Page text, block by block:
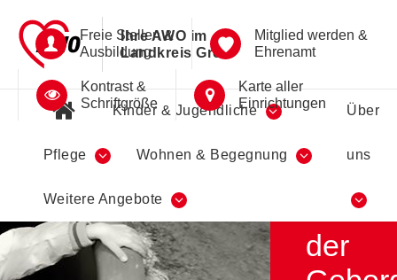
Ihre AWO im
Landkreis Greiz
Freie Stellen &
Ausbildung
Mitglied werden &
Ehrenamt
Kontrast &
Schriftgröße
Karte aller
Einrichtungen
Kinder & Jugendliche
Pflege Wohnen & Begegnung
Weitere Angebote
Über
uns
der